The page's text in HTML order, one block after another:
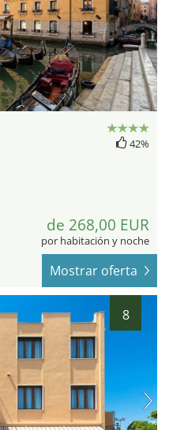
42%
de 268,00 EUR
por habitación y noche
Mostrar oferta
8